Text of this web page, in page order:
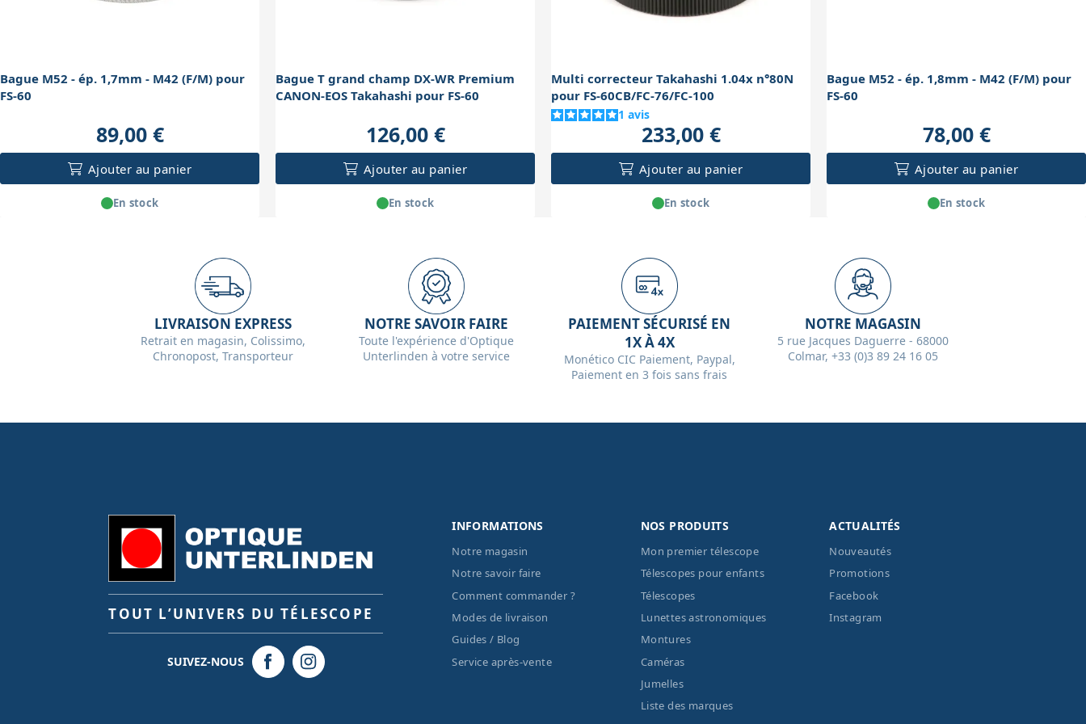
Bague M52 - ép. 1,7mm - M42 (F/M) pour
FS-60
89,00 €
Ajouter au panier
En stock
Bague T grand champ DX-WR Premium
CANON-EOS Takahashi pour FS-60
126,00 €
Ajouter au panier
En stock
Multi correcteur Takahashi 1.04x n°80N
pour FS-60CB/FC-76/FC-100
1 avis
233,00 €
Ajouter au panier
En stock
Bague M52 - ép. 1,8mm - M42 (F/M) pour
FS-60
78,00 €
Ajouter au panier
En stock
LIVRAISON EXPRESS
Retrait en magasin, Colissimo,
Chronopost, Transporteur
NOTRE SAVOIR FAIRE
Toute l'expérience d'Optique
Unterlinden à votre service
PAIEMENT SÉCURISÉ EN
1X À 4X
Monético CIC Paiement, Paypal,
Paiement en 3 fois sans frais
NOTRE MAGASIN
5 rue Jacques Daguerre - 68000
Colmar, +33 (0)3 89 24 16 05
TOUT L’UNIVERS DU TÉLESCOPE
SUIVEZ-NOUS
INFORMATIONS
Notre magasin
Notre savoir faire
Comment commander ?
Modes de livraison
Guides / Blog
Service après-vente
NOS PRODUITS
Mon premier télescope
Télescopes pour enfants
Télescopes
Lunettes astronomiques
Montures
Caméras
Jumelles
Liste des marques
ACTUALITÉS
Nouveautés
Promotions
Facebook
Instagram